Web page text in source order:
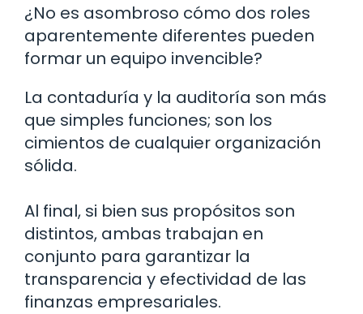
¿No es asombroso cómo dos roles
aparentemente diferentes pueden
formar un equipo invencible?
La contaduría y la auditoría son más
que simples funciones; son los
cimientos de cualquier organización
sólida.
Al final, si bien sus propósitos son
distintos, ambas trabajan en
conjunto para garantizar la
transparencia y efectividad de las
finanzas empresariales.